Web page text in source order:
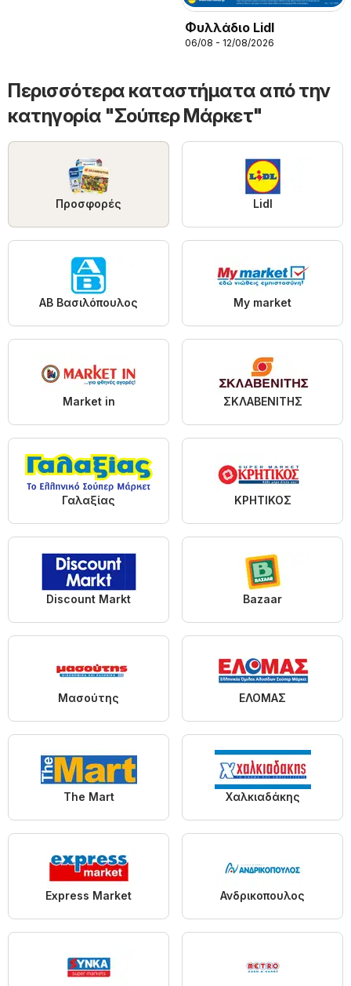
Φυλλάδιο Lidl
06/08 - 12/08/2026
Περισσότερα καταστήματα από την
κατηγορία "Σούπερ Μάρκετ"
Προσφορές Lidl
ΑΒ Βασιλόπουλος My market
Market in ΣΚΛΑΒΕΝΙΤΗΣ
Γαλαξίας ΚΡΗΤΙΚΟΣ
Discount Markt Bazaar
Μασούτης ΕΛΟΜΑΣ
The Mart Χαλκιαδάκης
Express Market Ανδρικοπουλος